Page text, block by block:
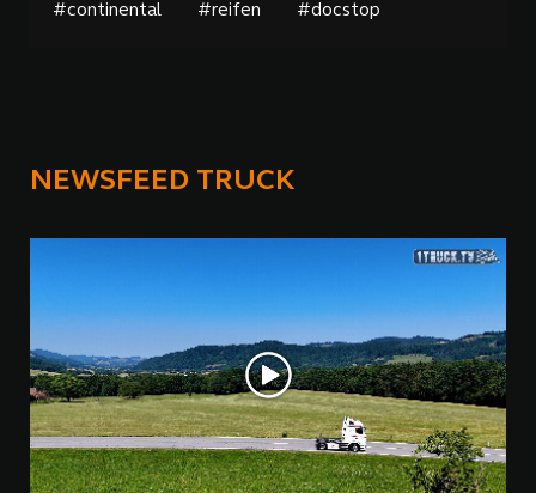
#continental #reifen #docstop
NEWSFEED TRUCK